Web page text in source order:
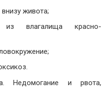
живота;
из влагалища красно-
Недомогание и рвота,